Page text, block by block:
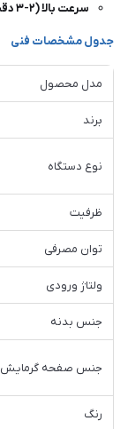
سرعت بالا (۲-۳ دقیقه):
جدول مشخصات فنی
مدل محصول
برند
نوع دستگاه
ظرفیت
توان مصرفی
ولتاژ ورودی
جنس بدنه
جنس صفحه گرمایش
رنگ